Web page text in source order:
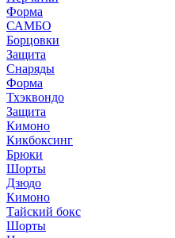
Форма
САМБО
Борцовки
Защита
Снаряды
Форма
Тхэквондо
Защита
Кимоно
Кикбоксинг
Брюки
Шорты
Дзюдо
Кимоно
Тайский бокс
Шорты